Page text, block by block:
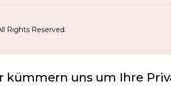
Rights Reserved.
kümmern uns um Ihre